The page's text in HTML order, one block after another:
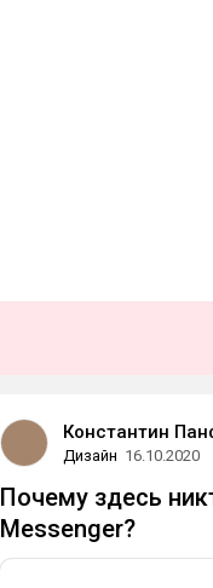
Константин
Дизайн 16.10.2020
Почему здесь
Messenger?